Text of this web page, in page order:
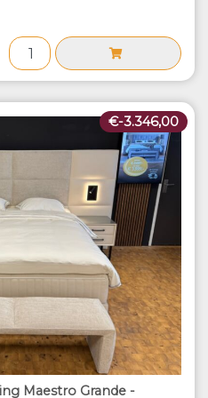
€-3.346,00
Maestro Grande -